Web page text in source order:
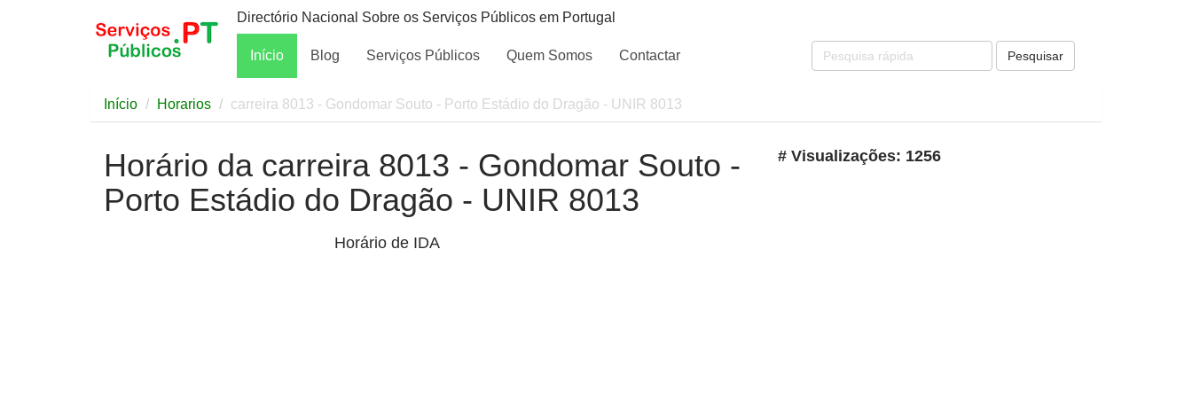
Directório Nacional Sobre os Serviços Públicos em Portugal
Início Blog Serviços Públicos Quem Somos Contactar Pesquisar
Início Horarios carreira 8013 - Gondomar Souto - Porto Estádio do Dragão - UNIR 8013
Horário da carreira 8013 - Gondomar Souto -
Porto Estádio do Dragão - UNIR 8013
Horário de IDA
# Visualizações: 1256